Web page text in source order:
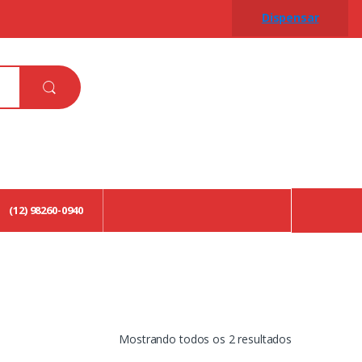
(12) 98260-0940
Mostrando todos os 2 resultados
Dispensar